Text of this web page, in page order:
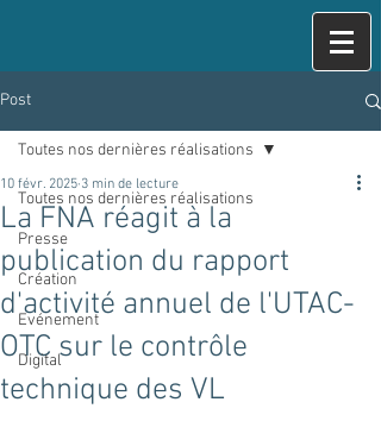
Post
Toutes nos dernières réalisations
Presse
Création
Evénement
Digital
Toutes nos dernières réalisations
La FNA réagit à la
publication du rapport
d'activité annuel de l'UTAC-
OTC sur le contrôle
technique des VL
10 févr. 2025 3 min de lecture